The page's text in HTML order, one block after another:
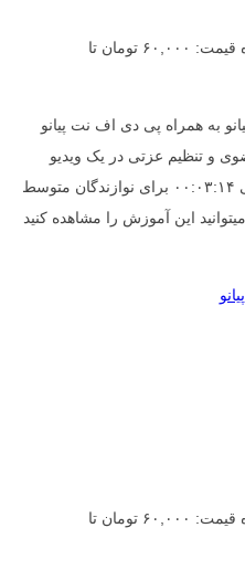
محدوده قیمت: ۶۰,۰۰۰ تومان تا
به همراه پی دی اف نت پیانو
و تنظیم عزتی در یک ویدیو
آموزشی با فرمت MP4 و زمان تقریبی ۰۰:۰۳:۱۴ برای نوازندگان متوسط
این آموزش را مشاهده کنید
محدوده قیمت: ۶۰,۰۰۰ تومان تا